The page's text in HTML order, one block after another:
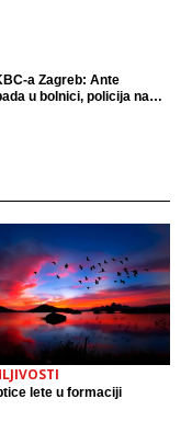
a Zagreb: Ante
u bolnici, policija na
lete u formaciji